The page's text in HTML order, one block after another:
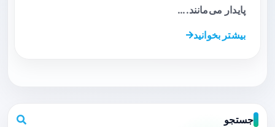
پایدار می‌مانند.…
بیشتر بخوانید
جستجو